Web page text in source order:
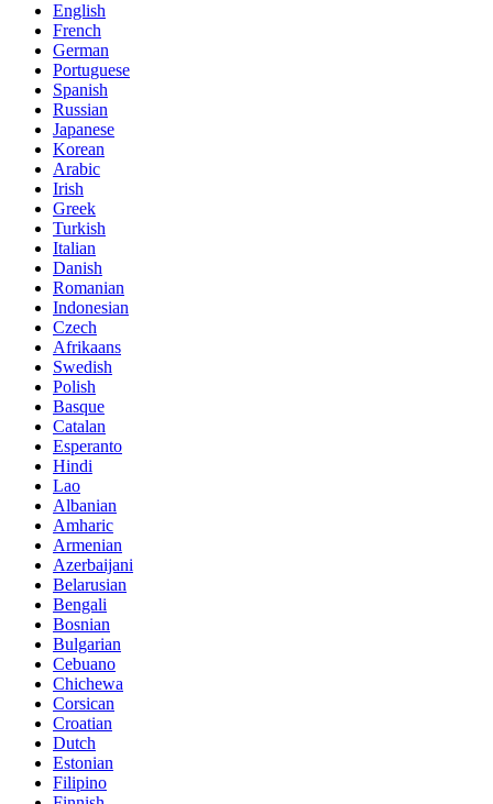
English
French
German
Portuguese
Spanish
Russian
Japanese
Korean
Arabic
Irish
Greek
Turkish
Italian
Danish
Romanian
Indonesian
Czech
Afrikaans
Swedish
Polish
Basque
Catalan
Esperanto
Hindi
Lao
Albanian
Amharic
Armenian
Azerbaijani
Belarusian
Bengali
Bosnian
Bulgarian
Cebuano
Chichewa
Corsican
Croatian
Dutch
Estonian
Filipino